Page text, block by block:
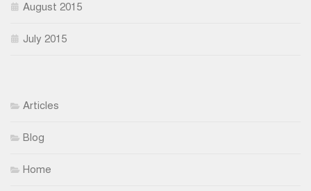
August 2015
July 2015
Articles
Blog
Home